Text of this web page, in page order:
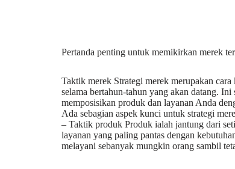
Pertanda penting untuk memikirkan merek
Taktik merek Strategi merek merupakan
selama bertahun-tahun yang akan datang.
memposisikan produk dan layanan Anda
Ada sebagian aspek kunci untuk strategi
– Taktik produk Produk ialah jantung dari
layanan yang paling pantas dengan
melayani sebanyak mungkin orang sambil